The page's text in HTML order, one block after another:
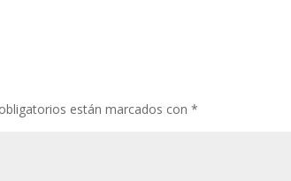
están marcados con*